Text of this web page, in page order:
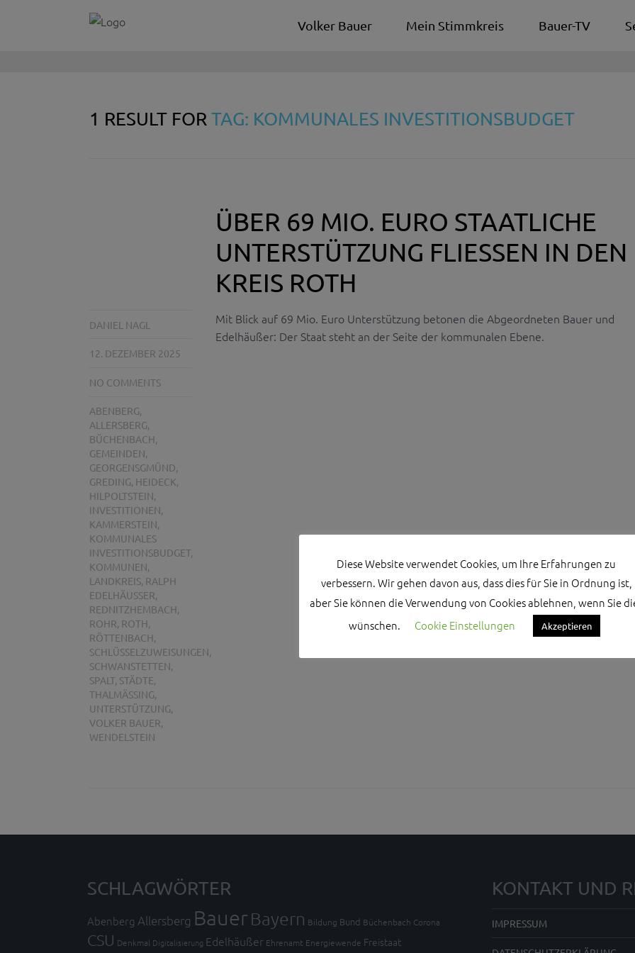
Volker Bauer Mein Stimmkreis Bauer-TV
1 RESULT FOR TAG: KOMMUNALES INVESTITIONSBUDGET
ÜBER 69 MIO. EURO STAATLICHE
UNTERSTÜTZUNG FLIESSEN IN DEN K
REIS ROTH
DANIEL NAGL
12. DEZEMBER 2025
NO COMMENTS
ABENBERG,
ALLERSBERG,
BÜCHENBACH,
GEMEINDEN,
GEORGENSGMÜND,
GREDING, HEIDECK,
HILPOLTSTEIN,
INVESTITIONEN,
KAMMERSTEIN,
KOMMUNALES
INVESTITIONSBUDGET,
KOMMUNEN,
LANDKREIS, RALPH
EDELHÄUSSER
,
REDNITZHEMBACH,
ROHR, ROTH,
RÖTTENBACH,
SCHLÜSSELZUWEISUNGEN,
SCHWANSTETTEN,
SPALT, STÄDTE,
THALMÄSSING,
UNTERSTÜTZUNG,
VOLKER BAUER,
WENDELSTEIN
Mit Blick auf 69 Mio. Euro Unterstützung betonen die Abgeordneten Bauer und
Edelhäußer: Der Staat steht an der Seite der kommunalen Ebene.
SCHLAGWÖRTER
Abenberg Allersberg Bauer Bayern Bildung Bund Büchenbach Corona
CSU Denkmal Digitalisierung Edelhäußer Ehrenamt Energiewende Freistaat
KONTAKT UND
IMPRESSUM
Diese Website verwendet Cookies, um Ihre Erfahrungen zu
verbessern. Wir gehen davon aus, dass dies für Sie in Ordnung ist,
aber Sie können die Verwendung von Cookies ablehnen, wenn Sie
wünschen.
Cookie Einstellungen Akzeptieren